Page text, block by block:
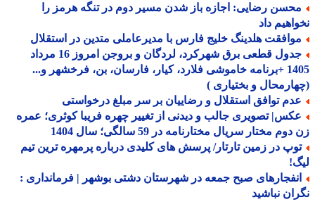
رضایی: اجازه باز شدن مسیر دوم در تنگه هرمز را
داد
هلدینگ خلیج فارس با مدیرعاملی متدین در استقلال
جدول قطعی برق شهرکرد، لردگان و بروجن امروز 16 مرداد
1405 +برنامه خاموشی فلارد، کیار، فارسان، بن، فرخشهر و...
و بختیاری )
توافق استقلال و رضاییان بر سر مبلغ درخواستی
تصویری جالب و دیدنی از تغییر چهره فریبا کوثری؛ عمره
مختار سریال مختارنامه در 59 سالگی؛ سال 1404
در زمین تارتار/ پرسش های کلیدی درباره پرمهره ترین تیم
صبح جمعه در شهرستان دشتی بوشهر | فرمانداری :
نباشید